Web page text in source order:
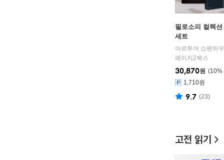
필로소피 컬렉
세트
페이지2북스
10%
30,870원
1,710원
9.7 (23)
고전 읽기